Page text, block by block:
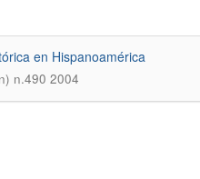
en Hispanoamérica
n.490 2004